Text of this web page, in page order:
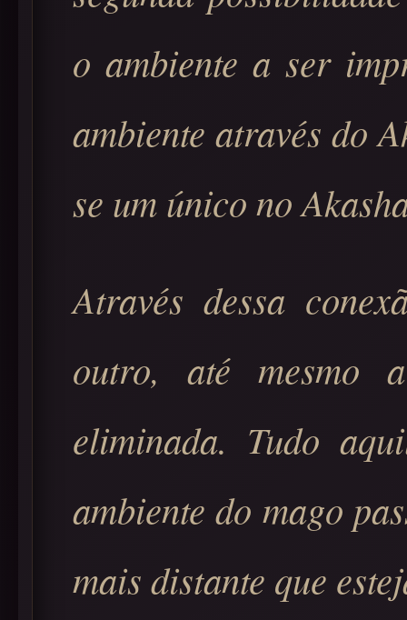
o ambiente a ser
ambiente através do
se um único no
Através dessa
outro, até mesmo
eliminada. Tudo
ambiente do mago
mais distante que